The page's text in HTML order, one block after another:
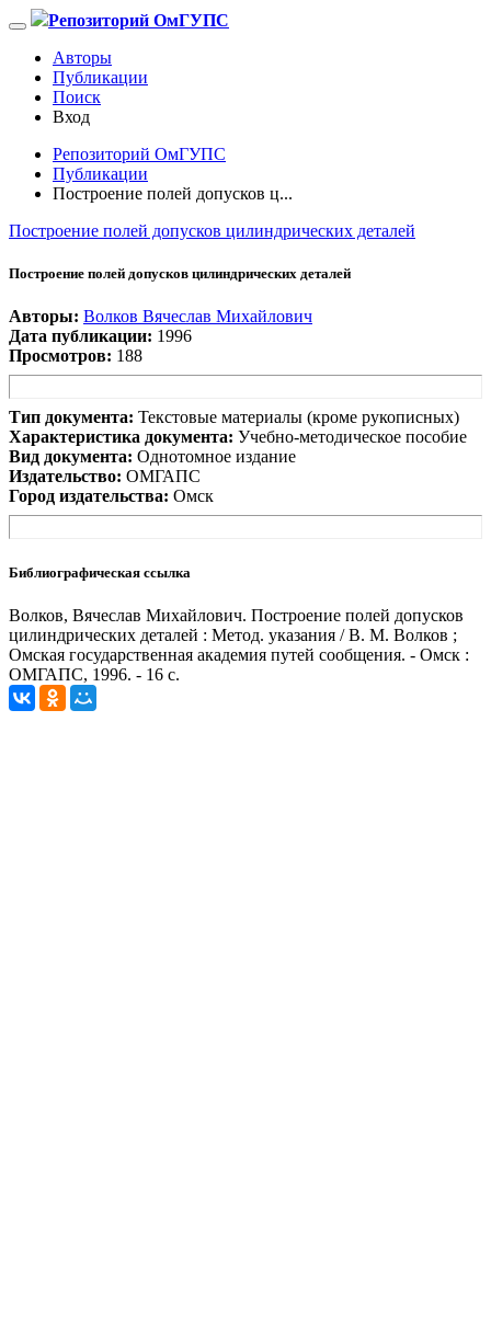
Репозиторий ОмГУПС
Авторы
Публикации
Поиск
Вход
Репозиторий ОмГУПС
Публикации
Построение полей допусков ц...
Построение полей допусков цилиндрических деталей
Построение полей допусков цилиндрических деталей
Авторы: Волков Вячеслав Михайлович
Дата публикации: 1996
Просмотров: 188
Тип документа: Текстовые материалы (кроме рукописных)
Характеристика документа: Учебно-методическое пособие
Вид документа: Однотомное издание
Издательство: ОМГАПС
Город издательства: Омск
Библиографическая ссылка
Волков, Вячеслав Михайлович. Построение полей допусков
цилиндрических деталей : Метод. указания / В. М. Волков ;
Омская государственная академия путей сообщения. - Омск :
ОМГАПС, 1996. - 16 с.